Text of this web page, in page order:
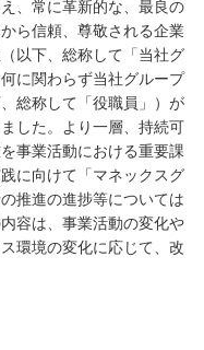
、常に革新的な、最良の
ら信頼、尊敬される企業
以下、総称して「当社グ
に関わらず当社グループ
総称して「役職員」）が
した。より一層、持続可
事業活動における重要課
に向けて「マネックスグ
推進の進捗等については
容は、事業活動の変化や
環境の変化に応じて、改